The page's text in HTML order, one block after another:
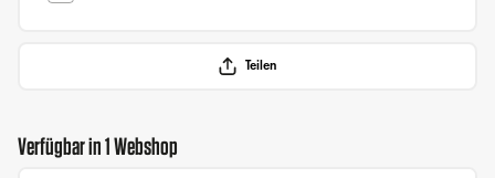
Teilen
Verfügbar in 1 Webshop